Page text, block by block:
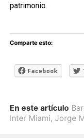
patrimonio.
Comparte esto:
Facebook
En este artículo
Inter Miami, Jorge